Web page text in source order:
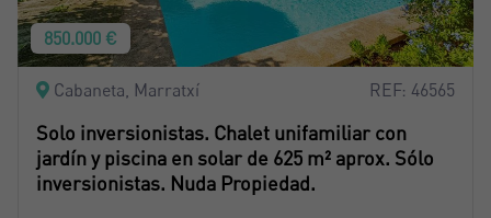
850.000 €
Cabaneta, Marratxí REF: 46565
Solo inversionistas. Chalet unifamiliar con
jardín y piscina en solar de 625 m² aprox. Sólo
inversionistas. Nuda Propiedad.